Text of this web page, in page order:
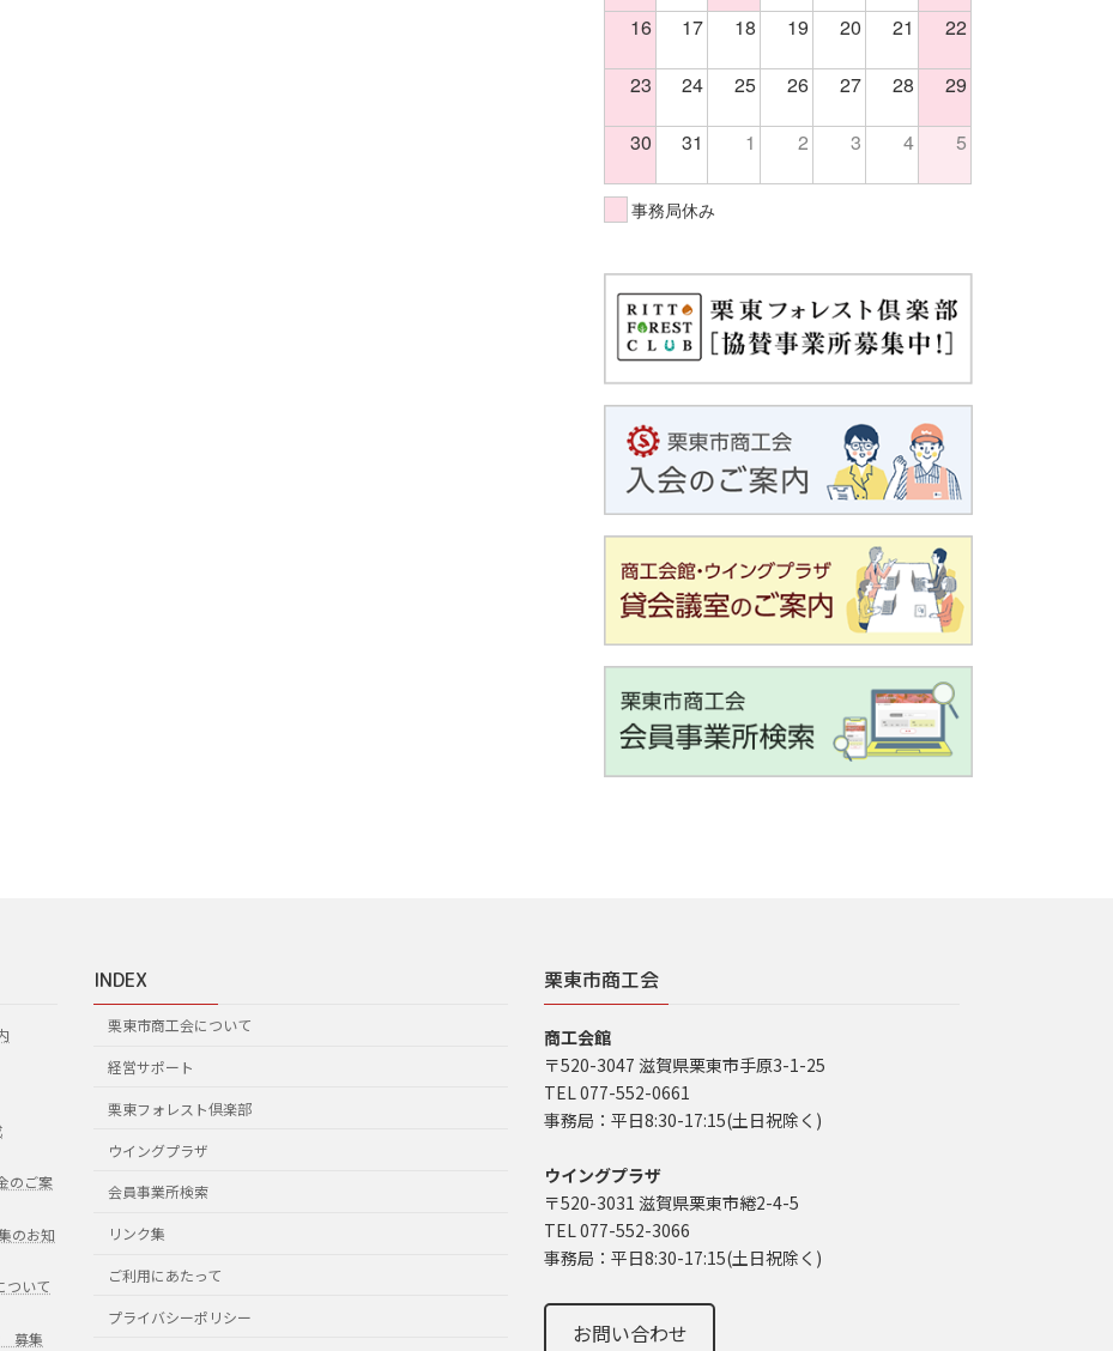
16 17 18 19 20 21 22
23 24 25 26 27 28 29
30 31 1 2 3 4 5
事務局休み
のご案
のお知
ついて
募集
INDEX
栗東市商工会について
経営サポート
栗東フォレスト倶楽部
ウイングプラザ
会員事業所検索
リンク集
ご利用にあたって
プライバシーポリシー
栗東市商工会
商工会館
〒520-3047 滋賀県栗東市手原3-1-25
TEL 077-552-0661
事務局：平日8:30-17:15(土日祝除く)
ウイングプラザ
〒520-3031 滋賀県栗東市綣2-4-5
TEL 077-552-3066
事務局：平日8:30-17:15(土日祝除く)
お問い合わせ